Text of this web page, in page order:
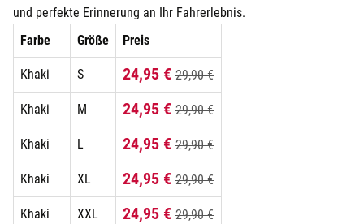
und perfekte Erinnerung an Ihr Fahrerlebnis.
Farbe
Größe Preis
Khaki S 24,95 € 29,90 €
Khaki M 24,95 € 29,90 €
Khaki L 24,95 € 29,90 €
Khaki XL 24,95 € 29,90 €
Khaki XXL 24,95 € 29,90 €